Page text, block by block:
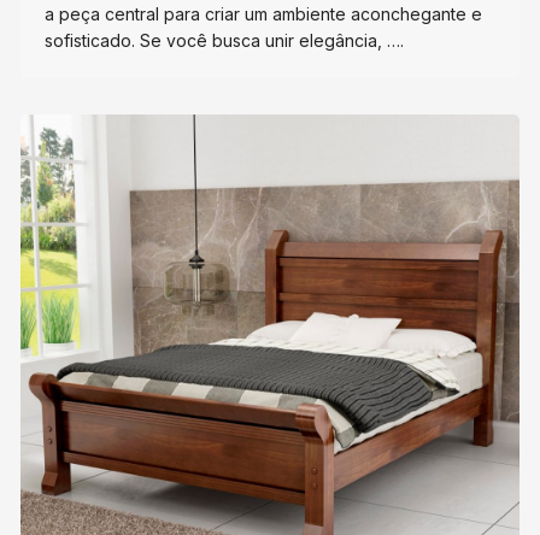
a peça central para criar um ambiente aconchegante e
sofisticado. Se você busca unir elegância, ….